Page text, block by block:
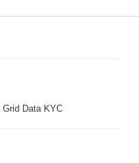
Grid Data KYC